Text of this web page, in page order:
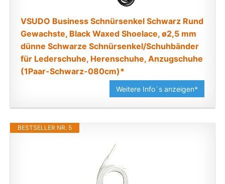
VSUDO Business Schnürsenkel Schwarz Rund
Gewachste, Black Waxed Shoelace, ø2,5 mm
dünne Schwarze Schnürsenkel/Schuhbänder
für Lederschuhe, Herenschuhe, Anzugschuhe
(1Paar-Schwarz-080cm)*
Weitere Info´s anzeigen*
BESTSELLER NR. 5